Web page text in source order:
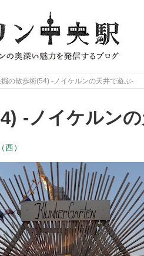
掘の散歩術(54) -ノイケルンの天井で遊ぶ-
-ノイケルン
）